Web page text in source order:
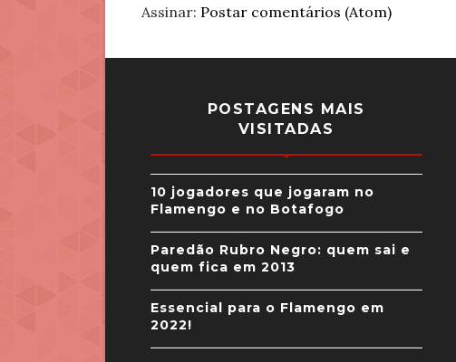
Assinar: Postar comentários (Atom)
POSTAGENS MAIS
VISITADAS
10 jogadores que jogaram no
Flamengo e no Botafogo
Paredão Rubro Negro: quem sai e
quem fica em 2013
Essencial para o Flamengo em
2022!